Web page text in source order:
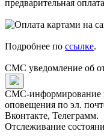
предварительная
Подробнее по ссылке.
СМС уведомление об
СМС-информирование
оповещения по эл.
Вконтакте, Телеграмм.
Отслеживание